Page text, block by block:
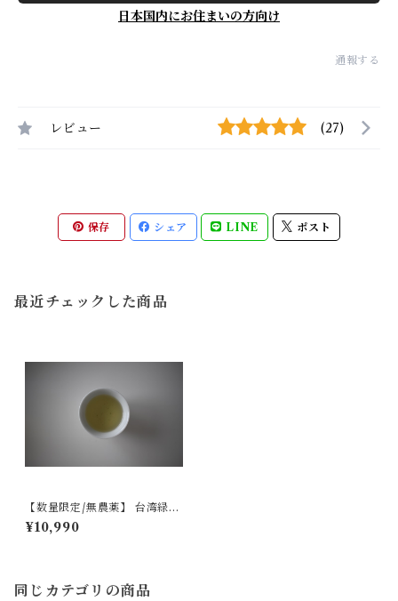
日本国内にお住まいの方向け
通報する
レビュー (27)
保存 シェア LINE ポスト
最近チェックした商品
【数量限定/無農薬】 台湾緑茶
150g
¥10,990
同じカテゴリの商品